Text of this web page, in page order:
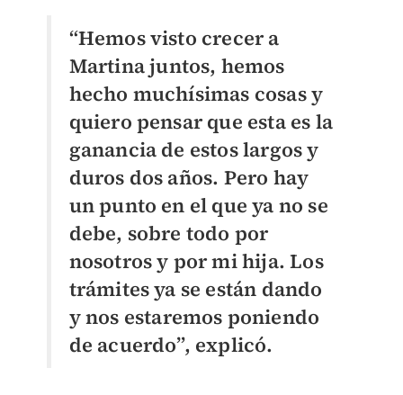
“Hemos visto crecer a
Martina juntos, hemos
hecho muchísimas cosas y
quiero pensar que esta es la
ganancia de estos largos y
duros dos años. Pero hay
un punto en el que ya no se
debe, sobre todo por
nosotros y por mi hija. Los
trámites ya se están dando
y nos estaremos poniendo
de acuerdo”, explicó.